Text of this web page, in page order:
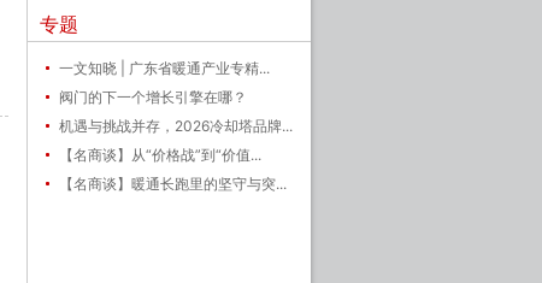
专题
一文知晓 | 广东省暖通产业专精...
阀门的下一个增长引擎在哪？
机遇与挑战并存，2026冷却塔品牌...
【名商谈】从“价格战”到“价值...
【名商谈】暖通长跑里的坚守与突...